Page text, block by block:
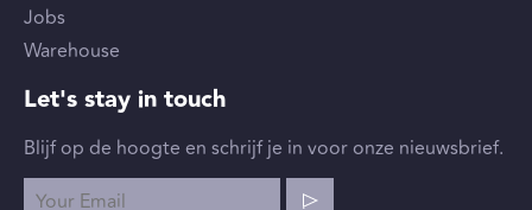
Jobs
Warehouse
Let's stay in touch
Blijf op de hoogte en schrijf je in voor onze nieuwsbrief.